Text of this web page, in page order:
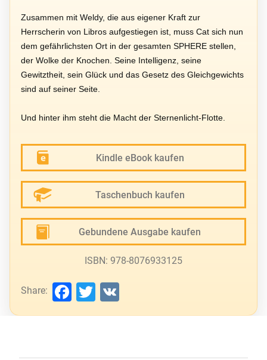
Zusammen mit Weldy, die aus eigener Kraft zur
Herrscherin von Libros aufgestiegen ist, muss Cat sich nun
dem gefährlichsten Ort in der gesamten SPHERE stellen,
der Wolke der Knochen. Seine Intelligenz, seine
Gewitztheit, sein Glück und das Gesetz des Gleichgewichts
sind auf seiner Seite.
Und hinter ihm steht die Macht der Sternenlicht-Flotte.
Kindle eBook kaufen
Taschenbuch kaufen
Gebundene Ausgabe kaufen
ISBN: 978-8076933125
Share: Facebook
Twitter